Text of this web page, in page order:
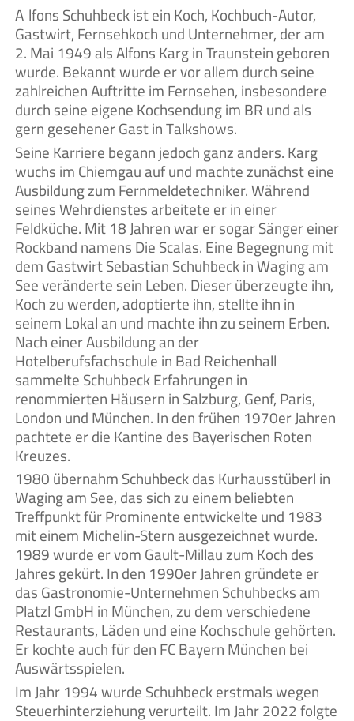
Alfons Schuhbeck ist ein Koch, Kochbuch-Autor,
Gastwirt, Fernsehkoch und Unternehmer, der am
2. Mai 1949 als Alfons Karg in Traunstein geboren
wurde. Bekannt wurde er vor allem durch seine
zahlreichen Auftritte im Fernsehen, insbesondere
durch seine eigene Kochsendung im BR und als
gern gesehener Gast in Talkshows.
Seine Karriere begann jedoch ganz anders. Karg
wuchs im Chiemgau auf und machte zunächst eine
Ausbildung zum Fernmeldetechniker. Während
seines Wehrdienstes arbeitete er in einer
Feldküche. Mit 18 Jahren war er sogar Sänger einer
Rockband namens Die Scalas. Eine Begegnung mit
dem Gastwirt Sebastian Schuhbeck in Waging am
See veränderte sein Leben. Dieser überzeugte ihn,
Koch zu werden, adoptierte ihn, stellte ihn in
seinem Lokal an und machte ihn zu seinem Erben.
Nach einer Ausbildung an der
Hotelberufsfachschule in Bad Reichenhall
sammelte Schuhbeck Erfahrungen in
renommierten Häusern in Salzburg, Genf, Paris,
London und München. In den frühen 1970er Jahren
pachtete er die Kantine des Bayerischen Roten
Kreuzes.
1980 übernahm Schuhbeck das Kurhausstüberl in
Waging am See, das sich zu einem beliebten
Treffpunkt für Prominente entwickelte und 1983
mit einem Michelin-Stern ausgezeichnet wurde.
1989 wurde er vom Gault-Millau zum Koch des
Jahres gekürt. In den 1990er Jahren gründete er
das Gastronomie-Unternehmen Schuhbecks am
Platzl GmbH in München, zu dem verschiedene
Restaurants, Läden und eine Kochschule gehörten.
Er kochte auch für den FC Bayern München bei
Auswärtsspielen.
Im Jahr 1994 wurde Schuhbeck erstmals wegen
Steuerhinterziehung verurteilt. Im Jahr 2022 folgte